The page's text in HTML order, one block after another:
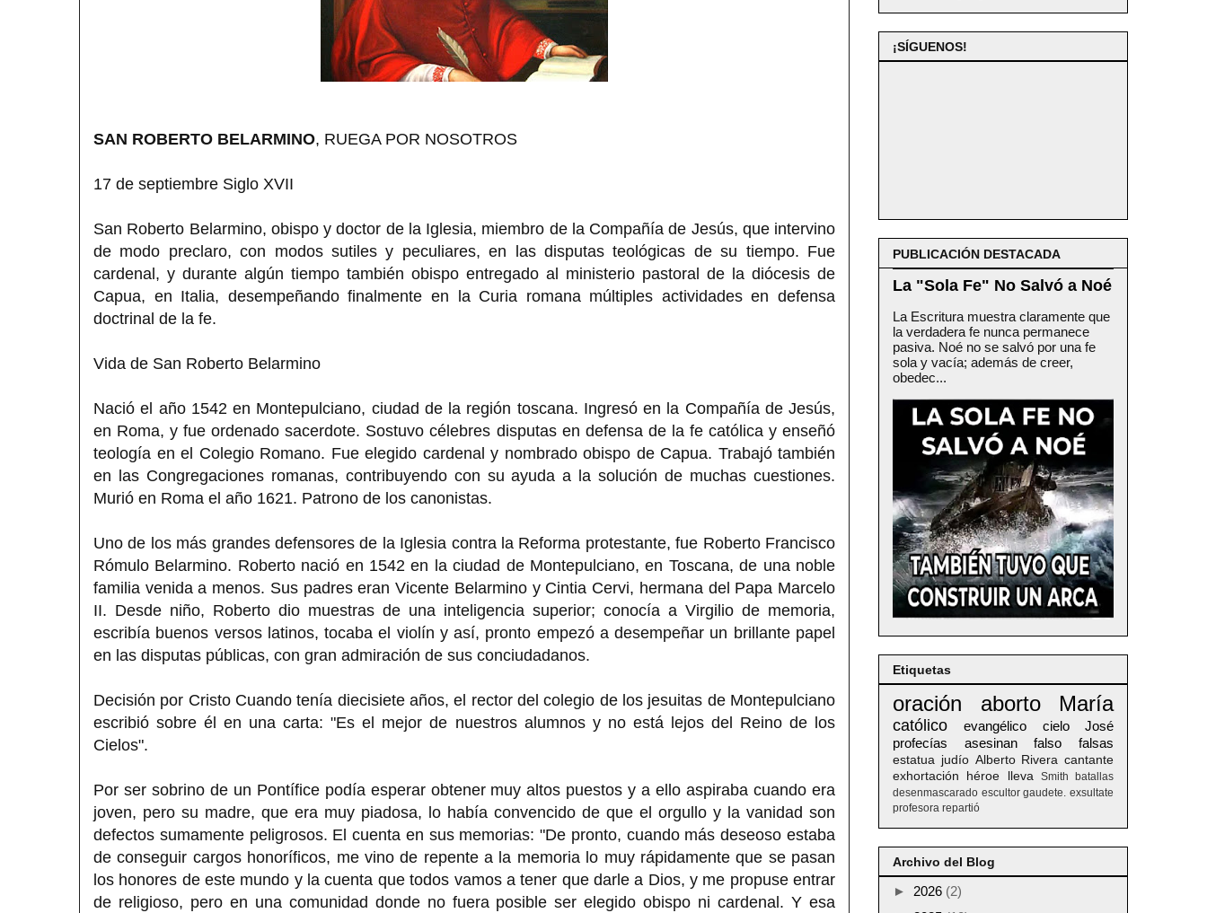
SAN ROBERTO BELARMINO, RUEGA POR NOSOTROS
17 de septiembre Siglo XVII
San Roberto Belarmino, obispo y doctor de la Iglesia, miembro de la Compañía de Jesús, que intervino
de modo preclaro, con modos sutiles y peculiares, en las disputas teológicas de su tiempo. Fue
cardenal, y durante algún tiempo también obispo entregado al ministerio pastoral de la diócesis de
Capua, en Italia, desempeñando finalmente en la Curia romana múltiples actividades en defensa
doctrinal de la fe.
Vida de San Roberto Belarmino
Nació el año 1542 en Montepulciano, ciudad de la región toscana. Ingresó en la Compañía de Jesús,
en Roma, y fue ordenado sacerdote. Sostuvo célebres disputas en defensa de la fe católica y enseñó
teología en el Colegio Romano. Fue elegido cardenal y nombrado obispo de Capua. Trabajó también
en las Congregaciones romanas, contribuyendo con su ayuda a la solución de muchas cuestiones.
Murió en Roma el año 1621. Patrono de los canonistas.
Uno de los más grandes defensores de la Iglesia contra la Reforma protestante, fue Roberto Francisco
Rómulo Belarmino. Roberto nació en 1542 en la ciudad de Montepulciano, en Toscana, de una noble
familia venida a menos. Sus padres eran Vicente Belarmino y Cintia Cervi, hermana del Papa Marcelo
II. Desde niño, Roberto dio muestras de una inteligencia superior; conocía a Virgilio de memoria,
escribía buenos versos latinos, tocaba el violín y así, pronto empezó a desempeñar un brillante papel
en las disputas públicas, con gran admiración de sus conciudadanos.
Decisión por Cristo Cuando tenía diecisiete años, el rector del colegio de los jesuitas de Montepulciano
escribió sobre él en una carta: "Es el mejor de nuestros alumnos y no está lejos del Reino de los
Cielos".
Por ser sobrino de un Pontífice podía esperar obtener muy altos puestos y a ello aspiraba cuando era
joven, pero su madre, que era muy piadosa, lo había convencido de que el orgullo y la vanidad son
defectos sumamente peligrosos. El cuenta en sus memorias: "De pronto, cuando más deseoso estaba
de conseguir cargos honoríficos, me vino de repente a la memoria lo muy rápidamente que se pasan
los honores de este mundo y la cuenta que todos vamos a tener que darle a Dios, y me propuse entrar
de religioso, pero en una comunidad donde no fuera posible ser elegido obispo ni cardenal. Y esa
¡SÍGUENOS!
PUBLICACIÓN DESTACADA
La "Sola Fe" No Salvó a Noé
La Escritura muestra claramente que
la verdadera fe nunca permanece
pasiva. Noé no se salvó por una fe
sola y vacía; además de creer,
obedec...
Etiquetas
oración aborto María
católico evangélico cielo
José
profecías
asesinan falso falsas
estatua judío Alberto Rivera cantante
exhortación
héroe lleva Smith
batallas
desenmascarado escultor gaudete. exsultate
profesora repartió
Archivo del Blog
► 2026 (2)